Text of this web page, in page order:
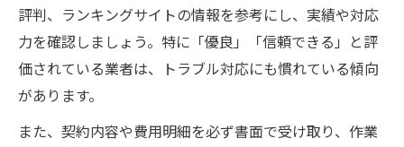
評判、ランキングサイトの情報を参考にし、実績や対応
力を確認しましょう。特に「優良」「信頼できる」と評
価されている業者は、トラブル対応にも慣れている傾向
があります。
また、契約内容や費用明細を必ず書面で受け取り、作業